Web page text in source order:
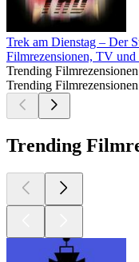
Trek am Dienstag – Der
Filmrezensionen, TV
Trending
Trending
Trending